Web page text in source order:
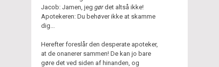
Jacob: Jamen, jeg gørdet altså ikke!
Apotekeren: Du behøver ikke at skamme
dig...
Herefter foreslår den desperate apoteker,
at de onanerer sammen! De kan jo bare
gøre det ved siden af hinanden, og